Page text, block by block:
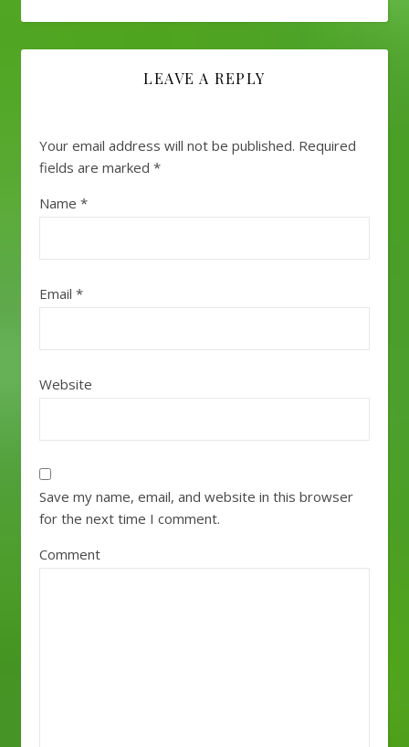
LEAVE A REPLY
Your email address will not be published. Required
fields are marked *
Name *
Email *
Website
Save my name, email, and website in this browser
for the next time I comment.
Comment